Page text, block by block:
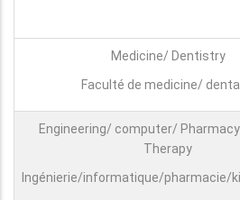
Medicine/ Dentistry
Faculté de medicine/
Engineering/ computer/
Therapy
Ingénierie/informatique/pharmacie/